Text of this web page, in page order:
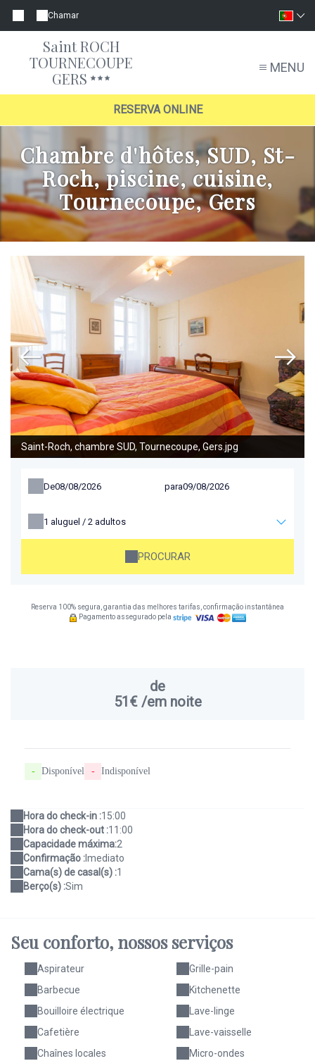
Chamar
Saint ROCH
TOURNECOUPE
GERS
MENU
RESERVA ONLINE
Chambre d'hôtes, SUD, St-
Roch, piscine, cuisine,
Tournecoupe, Gers
Saint-Roch, chambre SUD, Tournecoupe, Gers.jpg
De para
1 aluguel / 2 adultos
PROCURAR
Reserva 100% segura, garantia das melhores tarifas, confirmação instantânea
Pagamento assegurado pela
de
51€/em noite
- Disponível - Indisponível
Hora do check-in :15:00
Hora do check-out :11:00
Capacidade máxima:2
Confirmação :Imediato
Cama(s) de casal(s) :1
Berço(s) :Sim
Seu conforto, nossos serviços
Aspirateur
Barbecue
Bouilloire électrique
Cafetière
Chaînes locales
Grille-pain
Kitchenette
Lave-linge
Lave-vaisselle
Micro-ondes